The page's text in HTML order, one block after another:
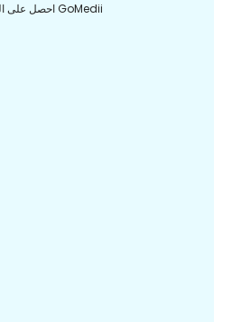
احصل على العلاج في المدن التي تختارها مع GoMedii